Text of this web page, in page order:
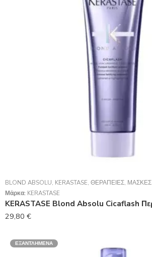
BLOND ABSOLU, KERASTASE, ΘΕΡΑΠΕΊΕΣ, ΜΆΣΚΕΣ
Μάρκα: KERASTASE
29,80 €
ΕΞΑΝΤΛΗΜΈΝΑ